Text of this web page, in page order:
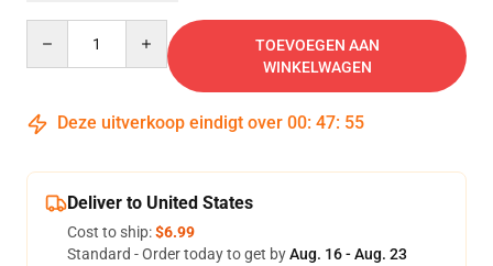
TOEVOEGEN AAN
WINKELWAGEN
Deze uitverkoop eindigt over 00: 47: 54
Deliver to United States
Cost to ship:$6.99
Standard - Order today to get byAug. 16 - Aug. 23